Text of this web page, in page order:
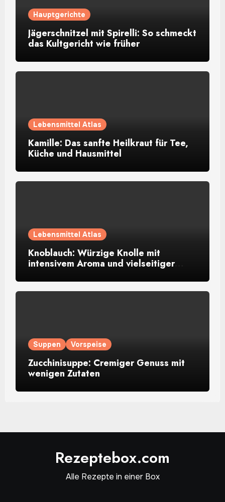
Hauptgerichte
Jägerschnitzel mit Spirelli: So schmeckt
das Kultgericht wie früher
Lebensmittel Atlas
Kamille: Das sanfte Heilkraut für Tee,
Küche und Hausmittel
Lebensmittel Atlas
Knoblauch: Würzige Knolle mit
intensivem Aroma und vielseitiger
Suppen Vorspeise
Zucchinisuppe: Cremiger Genuss mit
wenigen Zutaten
Rezeptebox.com
Alle Rezepte in einer Box